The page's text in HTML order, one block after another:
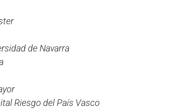
de Navarra
Riesgo del País Vasco